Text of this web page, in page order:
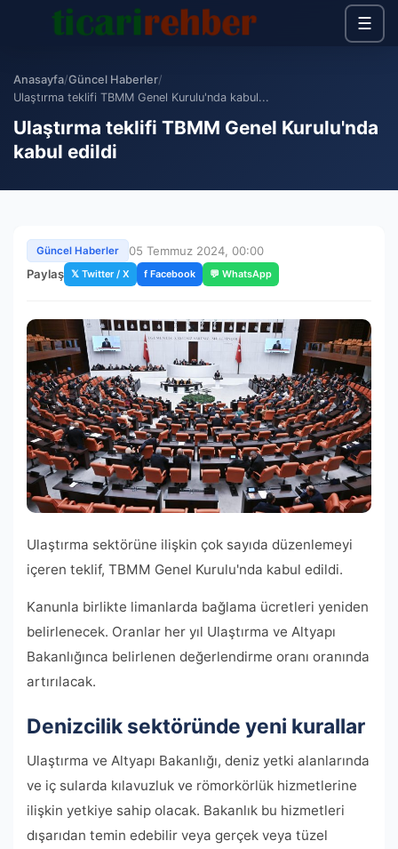
☰
Anasayfa/Güncel Haberler/
Ulaştırma teklifi TBMM Genel Kurulu'nda kabul...
Ulaştırma teklifi TBMM Genel Kurulu'nda
kabul edildi
Güncel Haberler
05 Temmuz 2024, 00:00
Paylaş 𝕏 Twitter / X f Facebook 💬 WhatsApp
Ulaştırma sektörüne ilişkin çok sayıda düzenlemeyi
içeren teklif, TBMM Genel Kurulu'nda kabul edildi.
Kanunla birlikte limanlarda bağlama ücretleri yeniden
belirlenecek. Oranlar her yıl Ulaştırma ve Altyapı
Bakanlığınca belirlenen değerlendirme oranı oranında
artırılacak.
Denizcilik sektöründe yeni kurallar
Ulaştırma ve Altyapı Bakanlığı, deniz yetki alanlarında
ve iç sularda kılavuzluk ve römorkörlük hizmetlerine
ilişkin yetkiye sahip olacak. Bakanlık bu hizmetleri
dışarıdan temin edebilir veya gerçek veya tüzel